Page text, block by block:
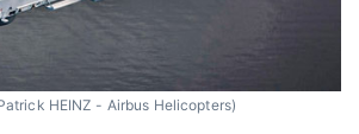
HEINZ - Airbus Helicopters)